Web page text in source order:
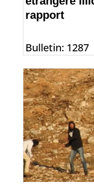
rapport
Bulletin: 1287